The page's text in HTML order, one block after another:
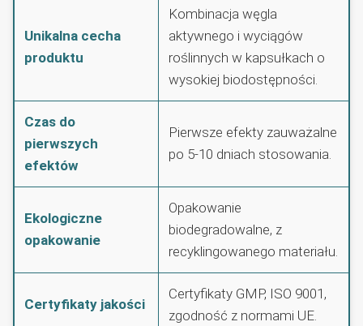
Unikalna cecha
produktu
Kombinacja węgla
aktywnego i wyciągów
roślinnych w kapsułkach o
wysokiej biodostępności.
Czas do
pierwszych
efektów
Pierwsze efekty zauważalne
po 5-10 dniach stosowania.
Ekologiczne
opakowanie
Opakowanie
biodegradowalne, z
recyklingowanego materiału.
Certyfikaty jakości
Certyfikaty GMP, ISO 9001,
zgodność z normami UE.